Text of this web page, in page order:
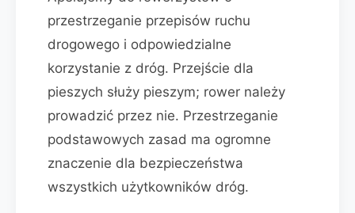
przestrzeganie przepisów ruchu
drogowego i odpowiedzialne
korzystanie z dróg. Przejście dla
pieszych służy pieszym; rower należy
prowadzić przez nie. Przestrzeganie
podstawowych zasad ma ogromne
znaczenie dla bezpieczeństwa
wszystkich użytkowników dróg.